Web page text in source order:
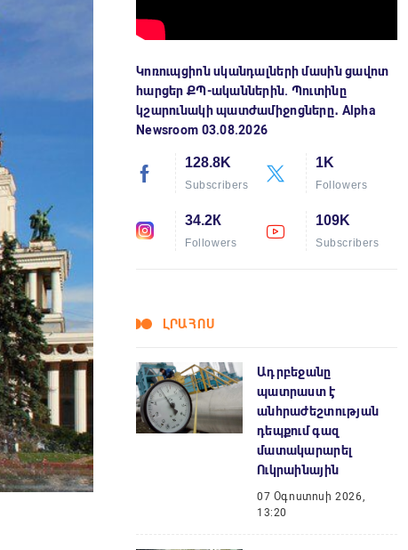
Կոռուպցիոն սկանդալների մասին ցավոտ
հարցեր ՔՊ-ականներին. Պուտինը
կշարունակի պատժամիջոցները․ Alpha
Newsroom 03.08.2026
128.8K
Subscribers
1K
Followers
34.2К
Followers
109K
Subscribers
ԼՐԱՀՈՍ
Ադրբեջանը
պատրաստ է
անհրաժեշտության
դեպքում գազ
մատակարարել
Ուկրաինային
07 Օգոստոսի 2026,
13:20